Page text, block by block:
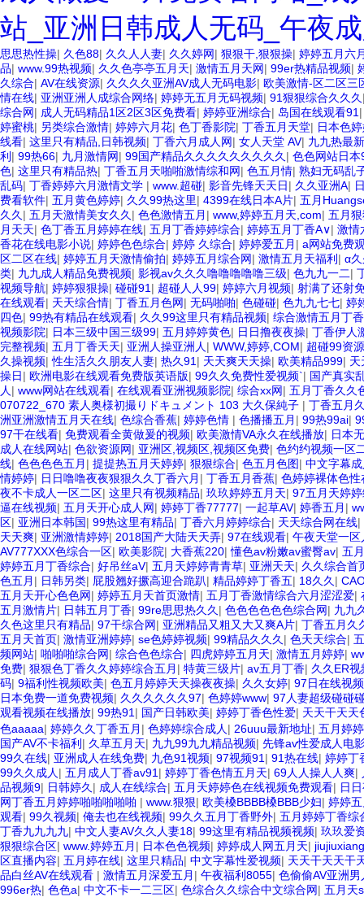
站_亚洲日韩成人无码_午夜
思思热性操| 久色88| 久久人人妻| 久久婷网| 狠狠干,狠狠操| 婷婷五月六
品| www.99热视频| 久久色亭亭五月天| 激情五月天网| 99er热精品视频|
久综合| AV在线资源| 久久久久亚洲AV成人无码电影| 欧美激情-区二区三
情在线| 亚洲亚洲人成综合网络| 婷婷无五月无码视频| 91狠狠综合久久久
综合网| 成人无码精品1区2区3区免费看| 婷婷亚洲综合| 岛国在线观看91
婷蜜桃| 另类综合激情| 婷婷六月花| 色丁香影院| 丁香五月天堂| 日本色
线看| 这里只有精品,日韩视频| 丁香六月成人网| 女人天堂 AV| 九九热最新
利 | 99热66| 九月激情网| 99国产精品久久久久久久久久久 | 色色网站日本
色| 这里只有精品热| 丁香五月天啪啪激情综和网| 色五月情| 熟妇无码乱
乱码| 丁香婷婷六月激情文学 | www.超碰| 影音先锋天天日| 久久亚洲A|
费看软件| 五月黄色婷婷| 久久99热这里| 4399在线日本A片| 五月
久久 | 五月天激情美女久久 | 色色激情五月 | www,婷婷五月天,com| 五月
月天天| 色丁香五月婷婷在线| 五月丁香婷婷综合| 婷婷五月丁香A∨| 激情
香花在线电影小说| 婷婷色色综合| 婷婷 久综合| 婷婷爱五月 | a网站免费
区二区在线| 婷婷五月天激情偷拍| 婷婷五月综合网| 激情五月天福利 | α
类| 九九成人精品免费视频| 影视av久久久噜噜噜噜噜三级| 色九九一二|
视频导航| 婷婷狠狠操| 碰碰91 | 超碰人人99| 婷婷六月视频| 射满了还射
在线观看| 天天综合情| 丁香五月色网| 无码啪啪| 色碰碰| 色九九七七| 婷
四色| 99热有精品在线观看| 久久99这里只有精品视频| 综合激情五月丁香
视频影院| 日本三级中国三级99| 五月婷婷黄色| 日日撸夜夜操| 丁香伊人
完整视频| 五月丁香天天| 亚洲人操亚洲人 | WWW,婷婷,COM| 超碰99资
久操视频|性生活久久朋友人妻| 热久91 | 天天爽天天操| 欧美精品999| 天
操日| 欧洲电影在线观看免费版英语版| 99久久免费性爱视频`| 国产真实
人 | www网站在线观看| 在线观看亚洲视频影院| 综合xx网| 五月丁香久久
070722_670 素人奥様初撮りドキュメント 103 大久保純子 | 丁香五月
洲亚洲激情五月天在线| 色综合香蕉| 婷婷色情 | 色播播五月 | 99热99ai|
97干在线看| 免费观看全黄做爰的视频| 欧美激情VA永久在线播放| 日本
成人在线网站| 色欲资源网| 亚洲区,视频区,视频区免费| 色约约视频一区
线| 色色色色五月 | 提提热五月天婷婷| 狠狠综合| 色五月色图| 中文字幕
情婷婷| 日日噜噜夜夜狠狠久久丁香六月 | 丁香五月香蕉| 色婷婷裸体色性
夜不卡成人一区二区| 这里只有视频精品| 玖玖婷婷五月天| 97五月天婷
逼在线视频| 五月天开心成人网| 婷婷丁香77777| 一起草AV| 婷香五月 |
区| 亚洲日本韩国| 99热这里有精品| 丁香六月婷婷综合| 天天综合网在线|
天天爽| 亚洲激情婷婷| 2018国产大陆天天弄| 97在线观看| 午夜天堂一区
AV777XXX色综合一区| 欧美影院| 大香蕉220|懂色av粉嫩av蜜臀av| 五
婷婷五月丁香综合| 好吊丝aV| 五月天婷婷青青草| 亚洲天天| 久久综合首
色五月 | 日韩另类| 屁股翘好撅高迎合跪趴| 精品婷婷丁香五| 18久久 |
五月天开心色色网| 婷婷五月天首页激情| 五月丁香激情综合六月涩涩爱|
五月激情片| 日韩五月丁香| 99re思思热久久 | 色色色色色色综合网| 九九
久色这里只有精品| 97干综合网| 亚洲精品又粗又大又爽A片| 丁香五月久
五月天首页| 激情亚洲婷婷| se色婷婷视频| 99精品久久久 | 色天天综合|
频网站| 啪啪啪综合网| 综合色色综合| 四虎婷婷五月天| 激情五月婷婷|
免费| 狠狠色丁香久久婷婷综合五月 | 特黄三级片| av五月丁香| 久久ER
码| 9福利性视频欧美| 色五月婷婷天天操夜夜操| 久久女婷| 97日在线视频
日本免费一道免费视频| 久久久久久久97| 色婷婷www| 97人妻超级碰碰
观看视频在线播放| 99热91 | 国产日韩欧美| 婷婷丁香色性爱| 天天干天天
色aaaaa| 婷婷久久丁香五月 | 色婷婷综合成人 | 26uuu最新地址| 五月婷
国产AV不卡福利 | 久草五月天| 九九99九九精品视频| 先锋av性爱成人电
99久在线| 亚洲成人在线免费| 九色91视频| 97视频91 | 91热在线| 婷婷丁
99久久成人 | 五月成人丁香av91 | 婷婷丁香色情五月天| 69人人操人人爽|
品视频9| 日韩婷久 | 成人在线综合| 五月天婷婷色在线视频免费观看| 日
网丁香五月婷婷啪啪啪啪啪 | www.狠狠| 欧美槡BBBB槡BBB少妇| 婷婷
观看| 99久视频| 俺去也在线视频| 99久久五月丁香野外| 五月婷婷丁香综
丁香九九九九| 中文人妻AV久久人妻18| 99这里有精品视频视频| 玖玖爱
狠狠综合区| www.婷婷五月 | 日本色色视频| 婷婷成人网五月天|
区直播内容| 五月婷在线| 这里只精品| 中文字幕性爱视频| 天天干天天干
品白丝AV在线观看 | 激情五月深爱五月 | 午夜福利8055| 色偷偷AV亚洲
996er热| 色色a| 中文不卡一二三区| 色综合久久综合中文综合网| 五月天